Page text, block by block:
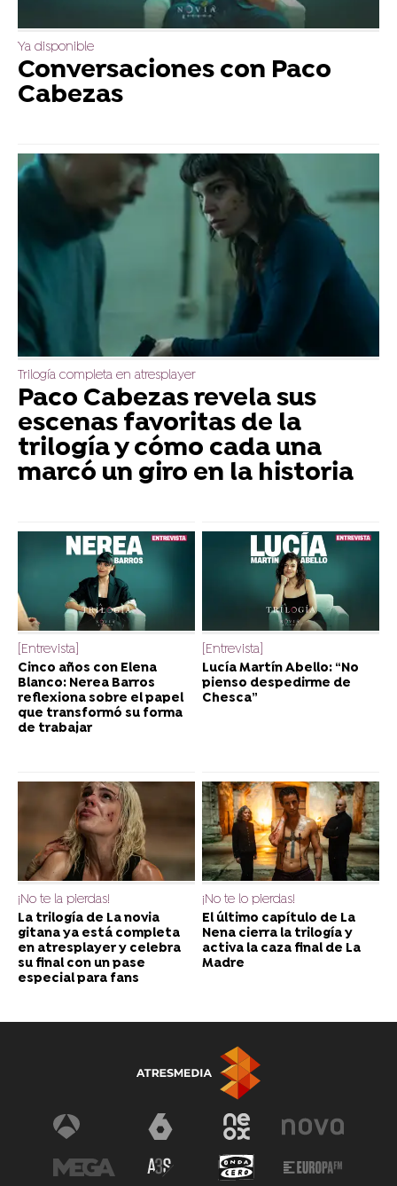
Ya disponible
Conversaciones con Paco
Cabezas
Trilogía completa en atresplayer
Paco Cabezas revela sus
escenas favoritas de la
trilogía y cómo cada una
marcó un giro en la historia
[Entrevista]
Cinco años con Elena
Blanco: Nerea Barros
reflexiona sobre el papel
que transformó su forma
de trabajar
[Entrevista]
Lucía Martín Abello: “No
pienso despedirme de
Chesca”
¡No te la pierdas!
La trilogía de La novia
gitana ya está completa
en atresplayer y celebra
su final con un pase
especial para fans
¡No te lo pierdas!
El último capítulo de La
Nena cierra la trilogía y
activa la caza final de La
Madre